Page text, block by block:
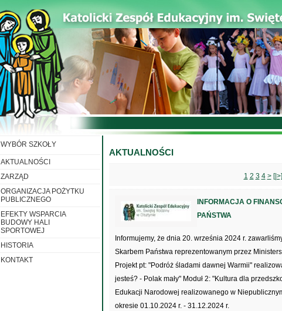
WYBÓR SZKOŁY
AKTUALNOŚCI
ZARZĄD
ORGANIZACJA POŻYTKU
PUBLICZNEGO
EFEKTY WSPARCIA
BUDOWY HALI
SPORTOWEJ
HISTORIA
KONTAKT
AKTUALNOŚCI
1 2 3 4 > [|>]
INFORMACJA O
PAŃSTWA
Informujemy, że dnia 20. września 2024 r.
Skarbem Państwa reprezentowanym przez
Projekt pt: "Podróż śladami dawnej Warmii"
jesteś? - Polak mały" Moduł 2: "Kultura dla
Edukacji Narodowej realizowanego w
okresie 01.10.2024 r. - 31.12.2024 r.